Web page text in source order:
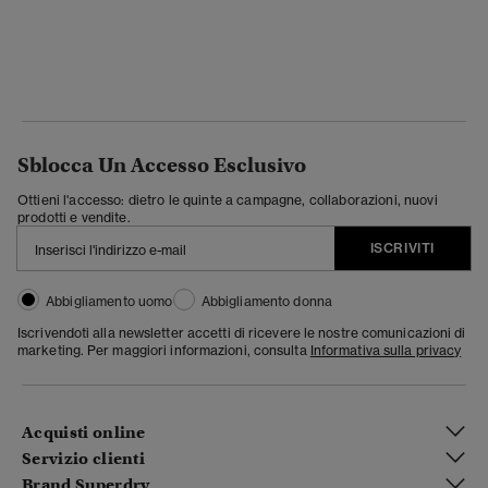
Sblocca Un Accesso Esclusivo
Ottieni l'accesso: dietro le quinte a campagne, collaborazioni, nuovi
prodotti e vendite.
ISCRIVITI
Abbigliamento uomo
Abbigliamento donna
Iscrivendoti alla newsletter accetti di ricevere le nostre comunicazioni di
marketing. Per maggiori informazioni, consulta Informativa sulla privacy
Acquisti online
Servizio clienti